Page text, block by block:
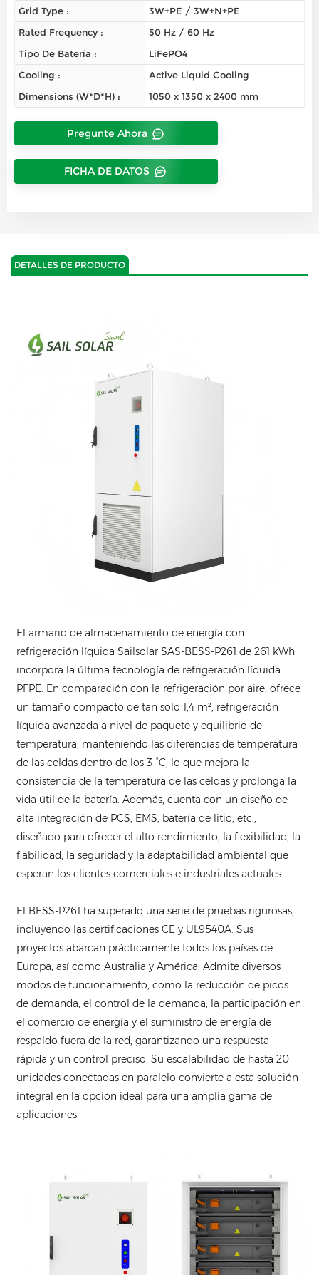
Grid Type :
3W+PE / 3W+N+PE
Rated Frequency :
50 Hz / 60 Hz
Tipo De Batería :
LiFePO4
Cooling :
Active Liquid Cooling
Dimensions (W*D*H) :
1050 x 1350 x 2400 mm
Pregunte Ahora
FICHA DE DATOS
DETALLES DE PRODUCTO
El armario de almacenamiento de energía con
refrigeración líquida Sailsolar SAS-BESS-P261 de 261 kWh
incorpora la última tecnología de refrigeración líquida
PFPE. En comparación con la refrigeración por aire, ofrece
un tamaño compacto de tan solo 1,4 m², refrigeración
líquida avanzada a nivel de paquete y equilibrio de
temperatura, manteniendo las diferencias de temperatura
de las celdas dentro de los 3 °C, lo que mejora la
consistencia de la temperatura de las celdas y prolonga la
vida útil de la batería. Además, cuenta con un diseño de
alta integración de PCS, EMS, batería de litio, etc.,
diseñado para ofrecer el alto rendimiento, la flexibilidad, la
fiabilidad, la seguridad y la adaptabilidad ambiental que
esperan los clientes comerciales e industriales actuales.
El BESS-P261 ha superado una serie de pruebas rigurosas,
incluyendo las certificaciones CE y UL9540A. Sus
proyectos abarcan prácticamente todos los países de
Europa, así como Australia y América. Admite diversos
modos de funcionamiento, como la reducción de picos
de demanda, el control de la demanda, la participación en
el comercio de energía y el suministro de energía de
respaldo fuera de la red, garantizando una respuesta
rápida y un control preciso. Su escalabilidad de hasta 20
unidades conectadas en paralelo convierte a esta solución
integral en la opción ideal para una amplia gama de
aplicaciones.